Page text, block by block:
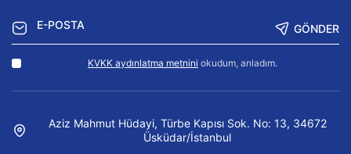
GÖNDER
KVKK aydınlatma metnini okudum, anladım.
Aziz Mahmut Hüdayi, Türbe Kapısı Sok. No: 13, 34672
Üsküdar/İstanbul